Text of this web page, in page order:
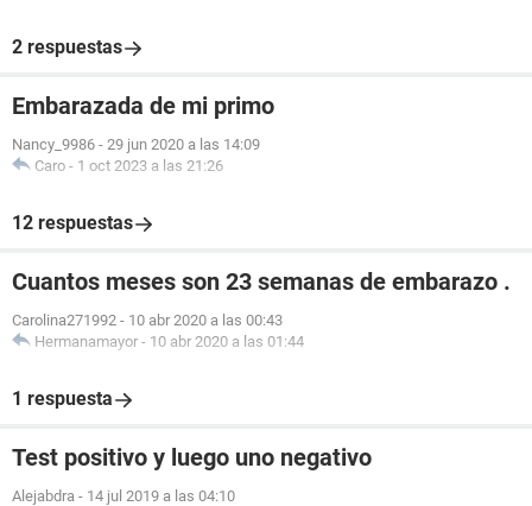
2 respuestas
Embarazada de mi primo
Nancy_9986 - 29 jun 2020 a las 14:09
Caro - 1 oct 2023 a las 21:26
12 respuestas
Cuantos meses son 23 semanas de embarazo .
Carolina271992 - 10 abr 2020 a las 00:43
Hermanamayor - 10 abr 2020 a las 01:44
1 respuesta
Test positivo y luego uno negativo
Alejabdra - 14 jul 2019 a las 04:10